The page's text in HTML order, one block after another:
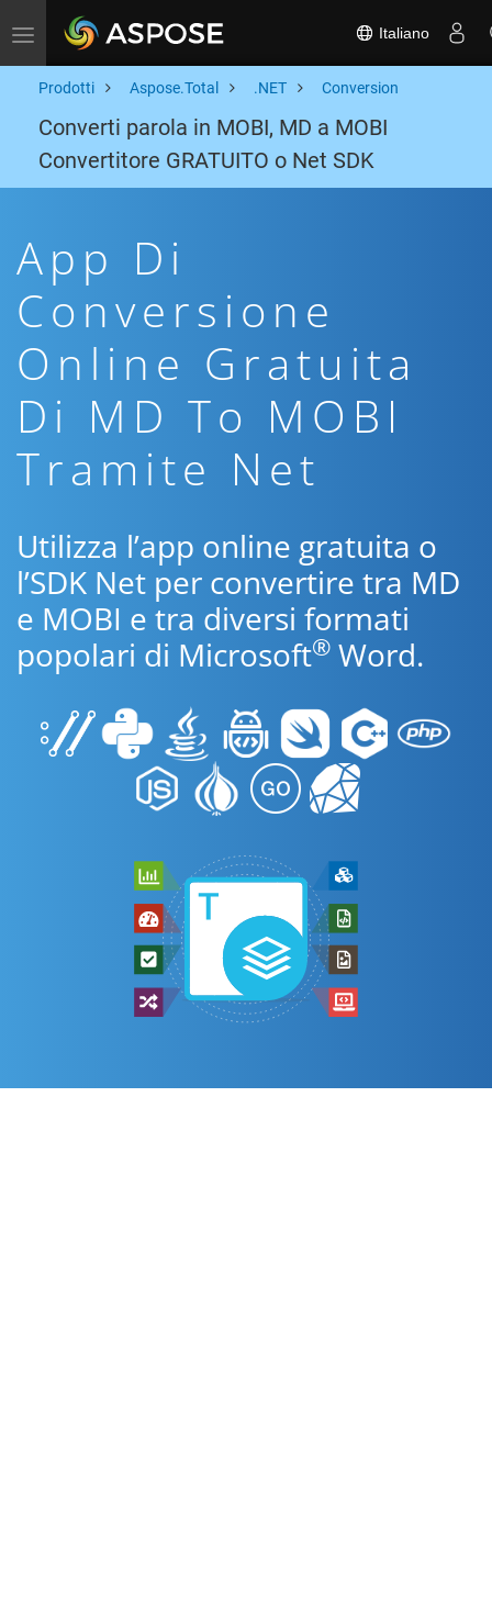
Toggle navigation Italiano
Prodotti Aspose.Total .NET Conversion
Converti parola in MOBI, MD a MOBI
Convertitore GRATUITO o Net SDK
App Di
Conversione
Online Gratuita
Di MD To MOBI
Tramite Net
Utilizza l’app online gratuita o
l’SDK Net per convertire tra MD
e MOBI e tra diversi formati
popolari di Microsoft® Word.